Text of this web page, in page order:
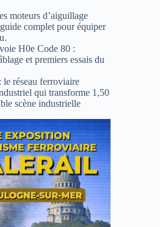
moteurs d’aiguillage
complet pour équiper
H0e Code 80 :
et premiers essais du
réseau ferroviaire
qui transforme 1,50
scène industrielle